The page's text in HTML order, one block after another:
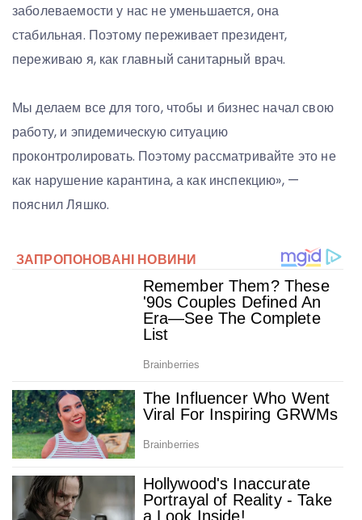
заболеваемости у нас не уменьшается, она
стабильная. Поэтому переживает президент,
переживаю я, как главный санитарный врач.
Мы делаем все для того, чтобы и бизнес начал свою
работу, и эпидемическую ситуацию
проконтролировать. Поэтому рассматривайте это не
как нарушение карантина, а как инспекцию», —
пояснил Ляшко.